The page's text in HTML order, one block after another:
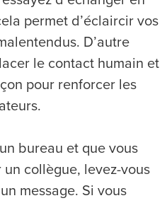
permet d’éclaircir vos
D’autre
le contact humain et
pour renforcer les
bureau et que vous
collègue, levez-vous
message. Si vous